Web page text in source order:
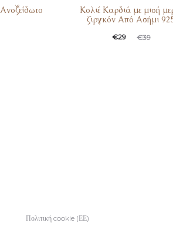
Κολιέ Καρδιά με μισή
ζιργκόν Από Ασήμι
€39
€29
Πολιτική cookie (ΕΕ)